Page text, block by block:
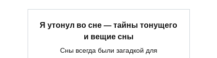
Я утонул во сне — тайны тонущего
и вещие сны
Сны всегда были загадкой для